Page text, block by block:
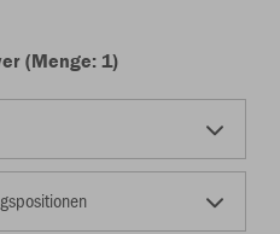
(Menge: 1)